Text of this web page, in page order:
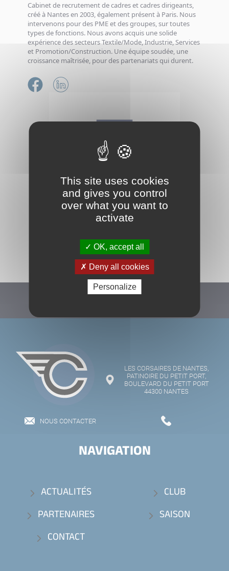
Cabinet de recrutement de cadres et cadres dirigeants,
créé à Nantes en 2003, également présent à Paris. Nous
intervenons pour des PME et des groupes, sur toutes
types de fonctions. Nous avons acquis une solide
expérience des secteurs Textile/Mode, Industrie, Services
et Promotion/Construction. Une équipe soudée, une
croissance maîtrisée, pour des partenariats qui durent.
TOUS NOS PARTENAIRES
LES CORSAIRES DE NANTES,
PATINOIRE DU PETIT PORT,
BOULEVARD DU PETIT PORT
44300 NANTES
NOUS CONTACTER
NAVIGATION
ACTUALITÉS
CLUB
PARTENAIRES
SAISON
CONTACT
This site uses cookies
and gives you control
over what you want to
activate
OK, accept all
Deny all cookies
Personalize